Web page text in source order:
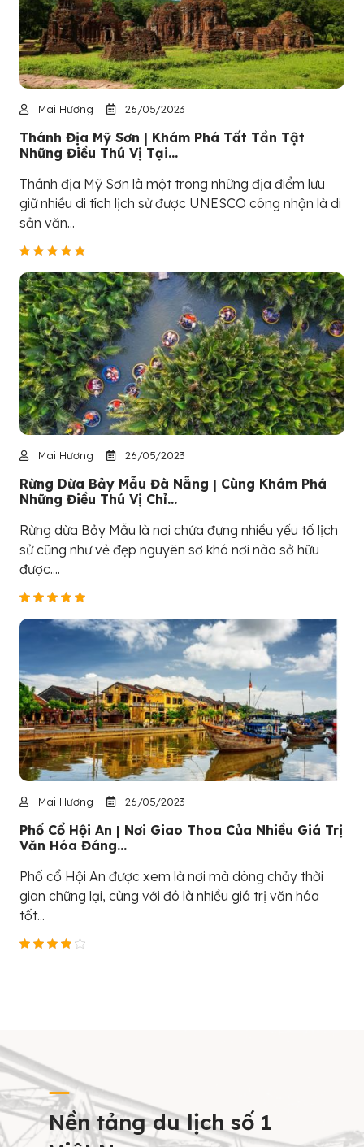
Mai Hương 26/05/2023
Thánh Địa Mỹ Sơn | Khám Phá Tất Tần Tật
Những Điều Thú Vị Tại...
Thánh địa Mỹ Sơn là một trong những địa điểm lưu
giữ nhiều di tích lịch sử được UNESCO công nhận là di
sản văn...
Mai Hương 26/05/2023
Rừng Dừa Bảy Mẫu Đà Nẵng | Cùng Khám Phá
Những Điều Thú Vị Chỉ...
Rừng dừa Bảy Mẫu là nơi chứa đựng nhiều yếu tố lịch
sử cũng như vẻ đẹp nguyên sơ khó nơi nào sở hữu
được....
Mai Hương 26/05/2023
Phố Cổ Hội An | Nơi Giao Thoa Của Nhiều Giá Trị
Văn Hóa Đáng...
Phố cổ Hội An được xem là nơi mà dòng chảy thời
gian chững lại, cùng với đó là nhiều giá trị văn hóa
tốt...
Nền tảng du lịch số 1